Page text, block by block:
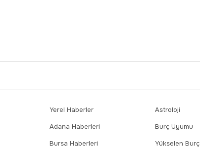
Yerel Haberler
Adana Haberleri
Bursa Haberleri
Astroloji
Burç Uyumu
Yükselen Burç